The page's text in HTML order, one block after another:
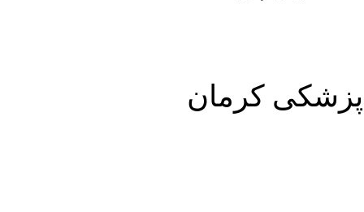
پزشکی کرمان